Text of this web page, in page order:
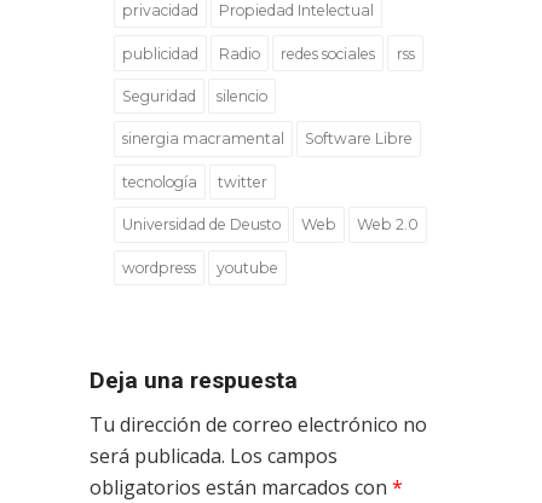
privacidad Propiedad Intelectual
publicidad Radio redes sociales rss
Seguridad silencio
sinergia macramental Software Libre
tecnología twitter
Universidad de Deusto Web Web 2.0
wordpress youtube
Deja una respuesta
Tu dirección de correo electrónico no
será publicada. Los campos
obligatorios están marcados con *